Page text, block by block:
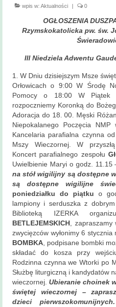
Święte
Sakrament Chrztu
Sakrament
Sakrament chorych
Sakrament pokuty
Zakres
terytorialny
Historia
parafii
Kontakt
KAMERA
wpis w: Aktualności 0
OGŁOSZENIA
Rzymskokatolicka pw. św.
III Niedziela Adwentu
1. W Dniu dzisiejszym Msze
Orłowicach o 9:00 W Środę
Pomocy o 18:00 W Piątek
rozpoczniemy Koronką do
Adoracja do 18. 00. Męski
Niepokalanego Poczęcia
Kancelaria parafialna czynna
Mszy Wieczornej. W
Koncert parafialnego zespołu
Uwielbienie Maryi o godz.
na stół wigilijny są dostępne
są dostępne wigilijne
poniedziałku do piątku o
lampiony i serduszka z
Biblioteką IZERKA
BETLEJEMSKICH, zapraszamy
zwycięzców wyłonimy 6
BOMBKA, podpisane bombki
składać do kosza przy
Rodzinna czynna we Wtorki po
Służbę liturgiczną i kandydatów
wieczornej. Ubieranie choinek
świętej wieczornej –
dzieci